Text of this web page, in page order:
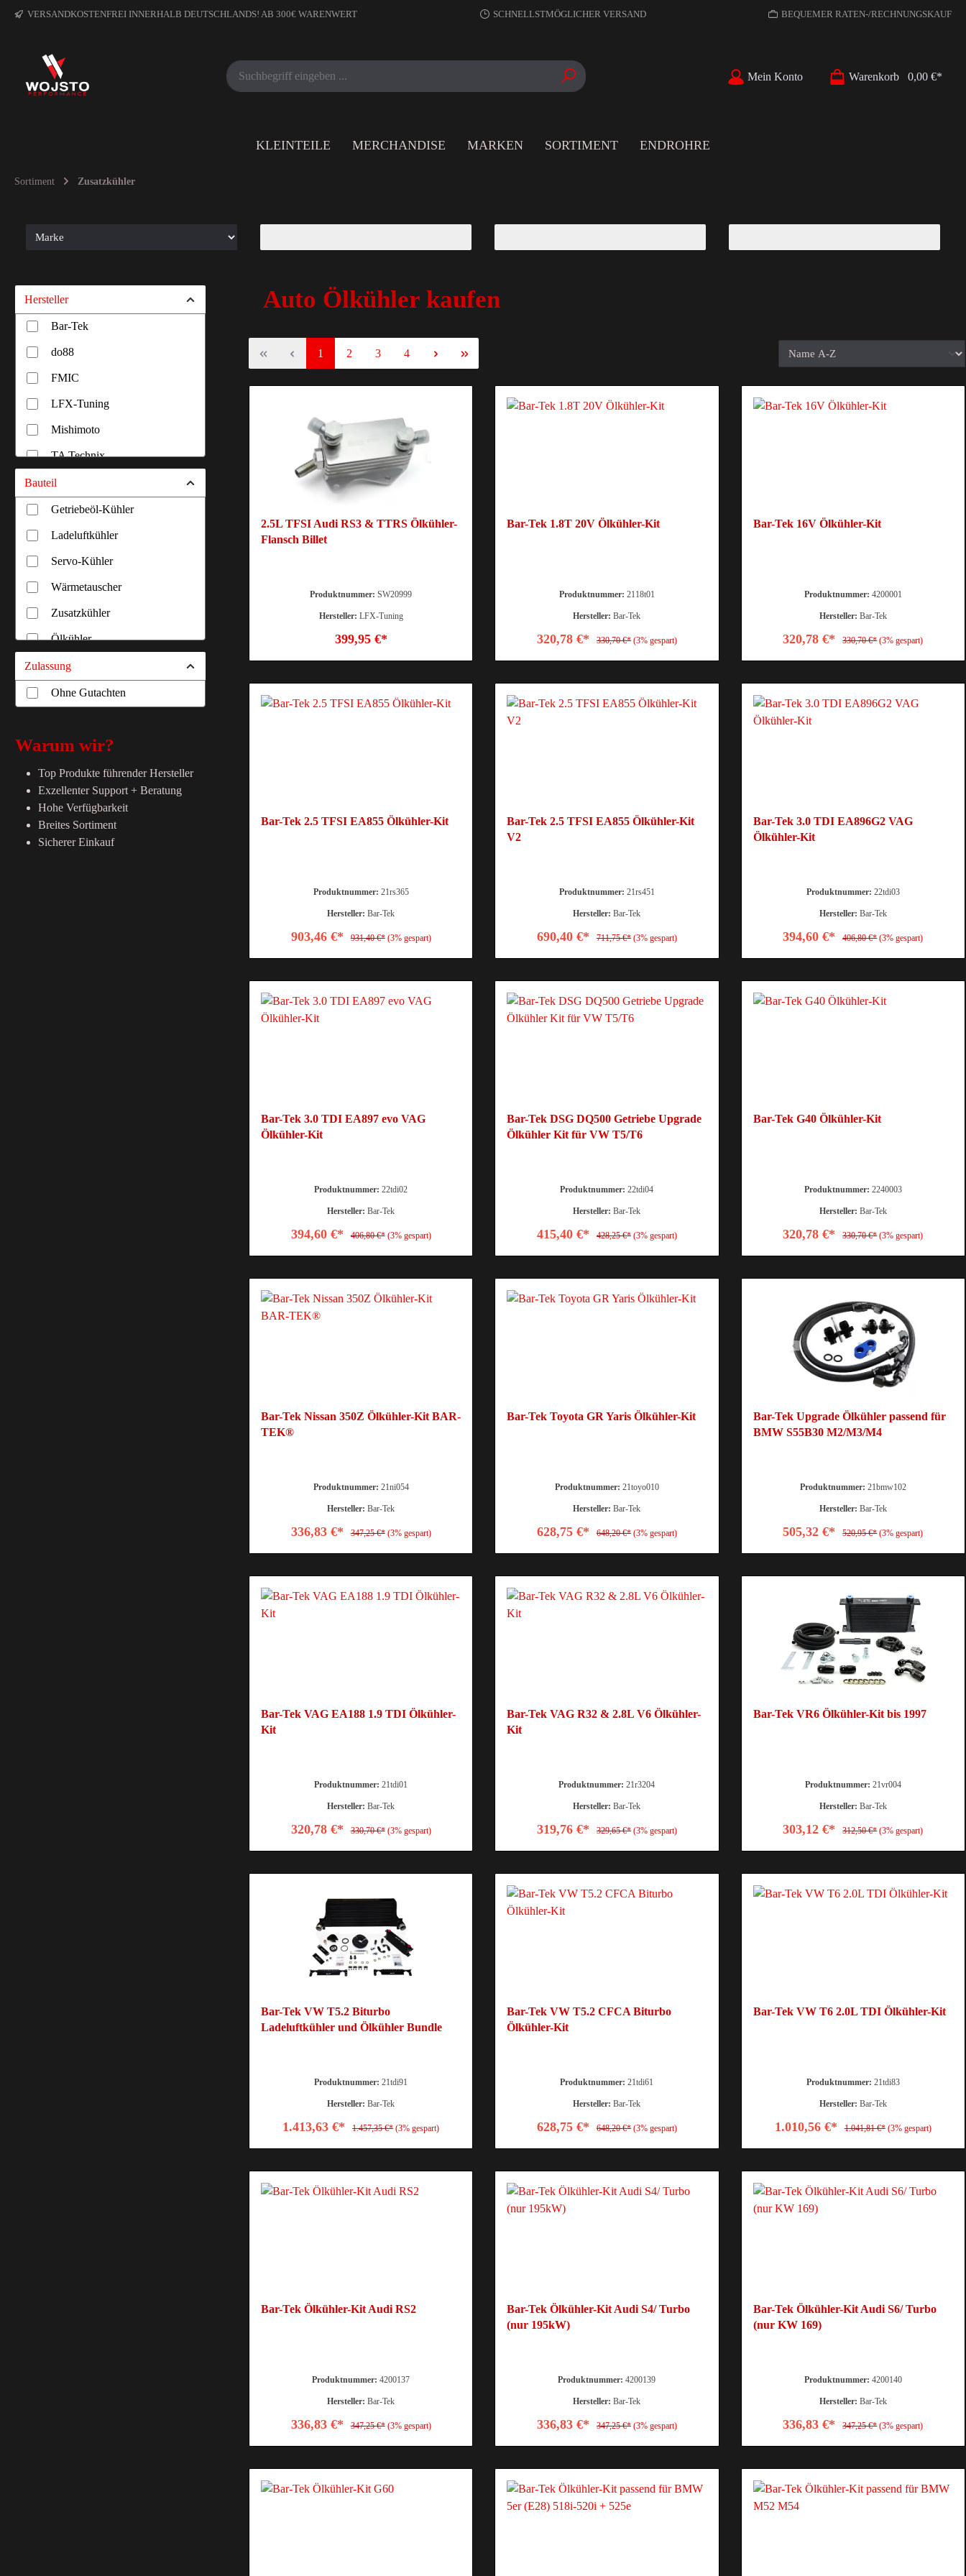
VERSANDKOSTENFREI INNERHALB DEUTSCHLANDS! AB 300€ WARENWERT SCHNELLSTMÖGLICHER VERSAND BEQUEMER RATEN-/RECHNUNGSKAUF
Mein Konto Warenkorb 0,00 €*
KLEINTEILE MERCHANDISE MARKEN SORTIMENT ENDROHRE
Sortiment Zusatzkühler
Hersteller
Bar-Tek
do88
FMIC
LFX-Tuning
Mishimoto
TA Technix
Bauteil
Getriebeöl-Kühler
Ladeluftkühler
Servo-Kühler
Wärmetauscher
Zusatzkühler
Ölkühler
Zulassung
Ohne Gutachten
Warum wir?
Top Produkte führender Hersteller
Exzellenter Support + Beratung
Hohe Verfügbarkeit
Breites Sortiment
Sicherer Einkauf
Auto Ölkühler kaufen
1 2 3 4
2.5L TFSI Audi RS3 & TTRS Ölkühler-
Flansch Billet
Produktnummer:SW20999
Hersteller: LFX-Tuning
399,95 €*
Bar-Tek 1.8T 20V Ölkühler-Kit
Produktnummer: 2118t01
Hersteller:Bar-Tek
320,78 €* 330,70 €* (3% gespart)
Bar-Tek 16V Ölkühler-Kit
Produktnummer: 4200001
Hersteller: Bar-Tek
320,78 €* 330,70 €* (3% gespart)
Bar-Tek 2.5 TFSI EA855 Ölkühler-Kit
Produktnummer: 21rs365
Hersteller:Bar-Tek
903,46 €* 931,40 €* (3% gespart)
Bar-Tek 2.5 TFSI EA855 Ölkühler-Kit
V2
Produktnummer: 21rs451
Hersteller:Bar-Tek
690,40 €* 711,75 €* (3% gespart)
Bar-Tek 3.0 TDI EA896G2 VAG
Ölkühler-Kit
Produktnummer: 22tdi03
Hersteller: Bar-Tek
394,60 €* 406,80 €* (3% gespart)
Bar-Tek 3.0 TDI EA897 evo VAG
Ölkühler-Kit
Produktnummer:22tdi02
Hersteller:Bar-Tek
394,60 €* 406,80 €* (3% gespart)
Bar-Tek DSG DQ500 Getriebe Upgrade
Ölkühler Kit für VW T5/T6
Produktnummer:22tdi04
Hersteller:Bar-Tek
415,40 €* 428,25 €* (3% gespart)
Bar-Tek G40 Ölkühler-Kit
Produktnummer: 2240003
Hersteller: Bar-Tek
320,78 €* 330,70 €* (3% gespart)
Bar-Tek Nissan 350Z Ölkühler-Kit BAR-
TEK®
Produktnummer: 21ni054
Hersteller:Bar-Tek
336,83 €* 347,25 €* (3% gespart)
Bar-Tek Toyota GR Yaris Ölkühler-Kit
Produktnummer: 21toyo010
Hersteller:Bar-Tek
628,75 €* 648,20 €* (3% gespart)
Bar-Tek Upgrade Ölkühler passend für
BMW S55B30 M2/M3/M4
Produktnummer: 21bmw102
Hersteller: Bar-Tek
505,32 €* 520,95 €* (3% gespart)
Bar-Tek VAG EA188 1.9 TDI Ölkühler-
Kit
Produktnummer:21tdi01
Hersteller:Bar-Tek
320,78 €* 330,70 €* (3% gespart)
Bar-Tek VAG R32 & 2.8L V6 Ölkühler-
Kit
Produktnummer:21r3204
Hersteller:Bar-Tek
319,76 €* 329,65 €* (3% gespart)
Bar-Tek VR6 Ölkühler-Kit bis 1997
Produktnummer: 21vr004
Hersteller: Bar-Tek
303,12 €* 312,50 €* (3% gespart)
Bar-Tek VW T5.2 Biturbo
Ladeluftkühler und Ölkühler Bundle
Produktnummer:21tdi91
Hersteller:Bar-Tek
1.413,63 €* 1.457,35 €* (3% gespart)
Bar-Tek VW T5.2 CFCA Biturbo
Ölkühler-Kit
Produktnummer:21tdi61
Hersteller:Bar-Tek
628,75 €* 648,20 €* (3% gespart)
Bar-Tek VW T6 2.0L TDI Ölkühler-Kit
Produktnummer: 21tdi83
Hersteller: Bar-Tek
1.010,56 €* 1.041,81 €* (3% gespart)
Bar-Tek Ölkühler-Kit Audi RS2
Produktnummer:4200137
Hersteller:Bar-Tek
336,83 €* 347,25 €* (3% gespart)
Bar-Tek Ölkühler-Kit Audi S4/ Turbo
(nur 195kW)
Produktnummer:4200139
Hersteller:Bar-Tek
336,83 €* 347,25 €* (3% gespart)
Bar-Tek Ölkühler-Kit Audi S6/ Turbo
(nur KW 169)
Produktnummer: 4200140
Hersteller: Bar-Tek
336,83 €* 347,25 €* (3% gespart)